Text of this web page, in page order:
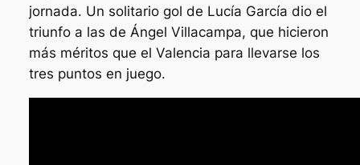
jornada. Un solitario gol de Lucía García dio el
triunfo a las de Ángel Villacampa, que hicieron
más méritos que el Valencia para llevarse los
tres puntos en juego.